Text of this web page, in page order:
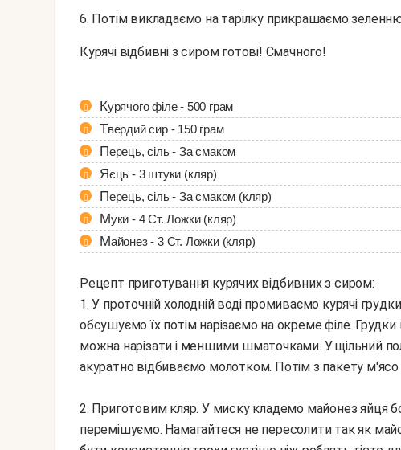
6. Потім викладаємо на тарілку прикрашаємо
Курячі відбивні з сиром готові! Смачного!
Курячого філе - 500 грам
Твердий сир - 150 грам
Перець, сіль - За смаком
Яєць - 3 штуки (кляр)
Перець, сіль - За смаком (кляр)
Муки - 4 Ст. Ложки (кляр)
Майонез - 3 Ст. Ложки (кляр)
Рецепт приготування курячих відбивних з сиром:
1. У проточній холодній воді промиваємо курячі грудки паперовими серветками або рушником
обсушуємо їх потім нарізаємо на окреме філе.
можна нарізати і меншими шматочками. У щільний
акуратно відбиваємо молотком. Потім з пакету
2. Приготовим кляр. У миску кладемо майонез яйця
перемішуємо. Намагайтеся не пересолити так як